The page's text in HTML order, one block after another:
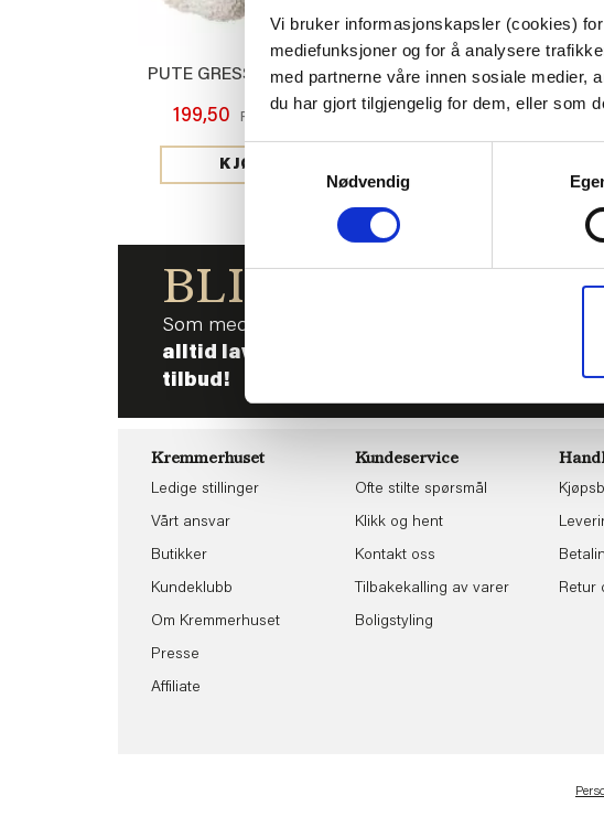
Vi bruker informasjonskapsler (cookies)
mediefunksjoner og for å analysere
med partnerne våre innen sosiale medier,
du har gjort tilgjengelig for dem, eller som
Samtykkevalg
Nødvendig
PUTE GRESSKAR 27CM
199,50 Før
KJØP
JERSEYLAKEN 90X200 CM
HVIT
BLI MED!
Som medlem i kundeklubben vår får du
alltid laveste pris
tilbud!
Kremmerhuset
Ledige stillinger
Vårt ansvar
Butikker
Kundeklubb
Om Kremmerhuset
Presse
Affiliate
Kundeservice
Ofte stilte spørsmål
Klikk og hent
Kontakt oss
Tilbakekalling av varer
Boligstyling
Retur